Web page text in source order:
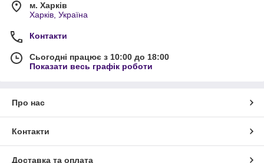
м. Харків
Харків, Україна
Контакти
Сьогодні працює з 10:00 до 18:00
Показати весь графік роботи
Про нас
Контакти
Доставка та оплата